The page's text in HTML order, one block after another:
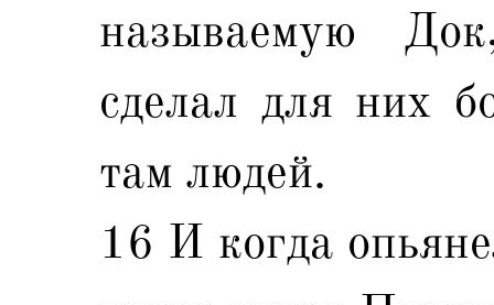
называемую
сделал для них
там людей.
16 И когда